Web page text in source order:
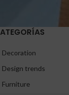
Decoration
Design trends
Furniture